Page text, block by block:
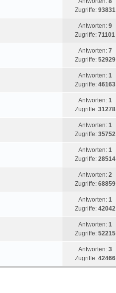
Zugriffe: 93831
Antworten: 9
Zugriffe:71101
Antworten: 7
Zugriffe: 52929
Antworten: 1
Zugriffe: 46163
Antworten: 1
Zugriffe: 31278
Antworten: 1
Zugriffe: 35752
Antworten: 1
Zugriffe: 28514
Antworten: 2
Zugriffe: 68859
Antworten: 1
Zugriffe: 42042
Antworten: 1
Zugriffe: 52215
Antworten: 3
Zugriffe: 42466